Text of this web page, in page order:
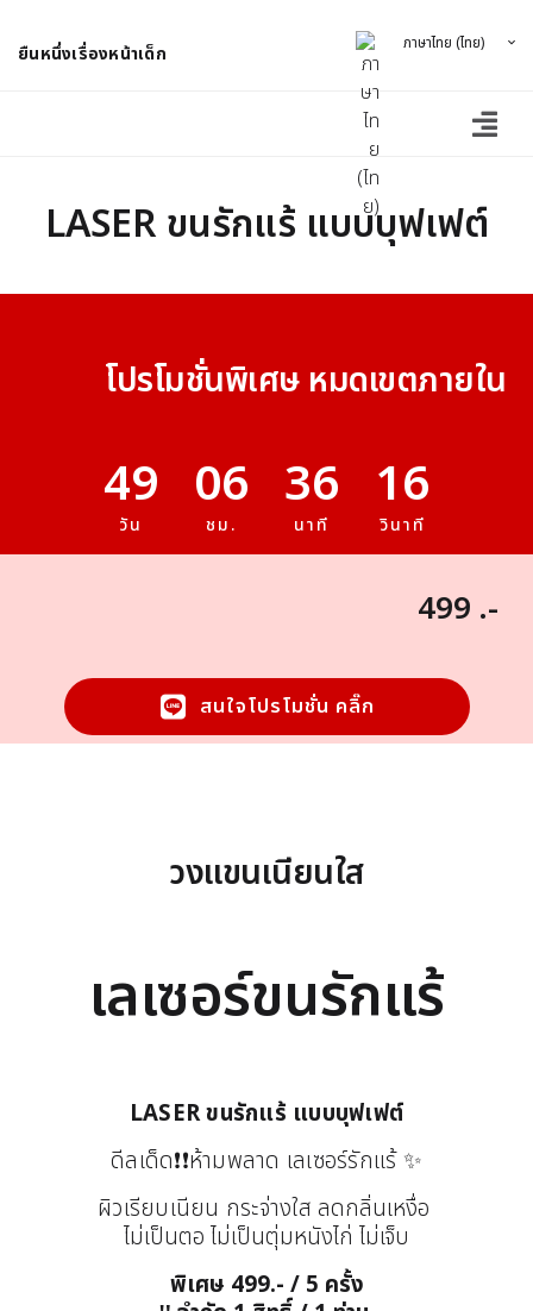
ยืนหนึ่งเรื่องหน้าเด็ก ภาษาไทย (ไทย)
LASER ขนรักแร้ แบบบุฟเฟต์
โปรโมชั่นพิเศษ หมดเขตภายใน
49
วัน
06
ชม.
36
นาที
16
วินาที
499 .-
สนใจโปรโมชั่น คลิ๊ก
วงแขนเนียนใส
เลเซอร์ขนรักแร้
LASER ขนรักแร้ แบบบุฟเฟต์
ดีลเด็ด❗❗ห้ามพลาด เลเซอร์รักแร้ ✨
ผิวเรียบเนียน กระจ่างใส ลดกลิ่นเหงื่อ
ไม่เป็นตอ ไม่เป็นตุ่มหนังไก่ ไม่เจ็บ
พิเศษ 499.- / 5 ครั้ง